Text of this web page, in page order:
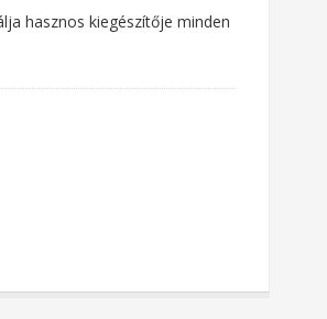
hasznos kiegészítője minden